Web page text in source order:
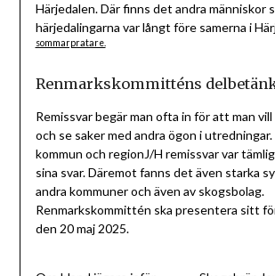
Härjedalen. Där finns det andra människor
härjedalingarna var långt före samerna i
sommarpratare.
Renmarkskommitténs
Remissvar begär man ofta in för att man
och se saker med andra ögon i
kommun och regionJ/H remissvar var
sina svar. Däremot fanns det även starka
andra kommuner och även av skogsbolag.
Renmarkskommittén ska presentera sitt
den 20 maj 2025.